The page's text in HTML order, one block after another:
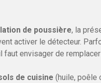
de poussière, la
activer le détecteur.
faut envisager de
de cuisine (huile, poêle